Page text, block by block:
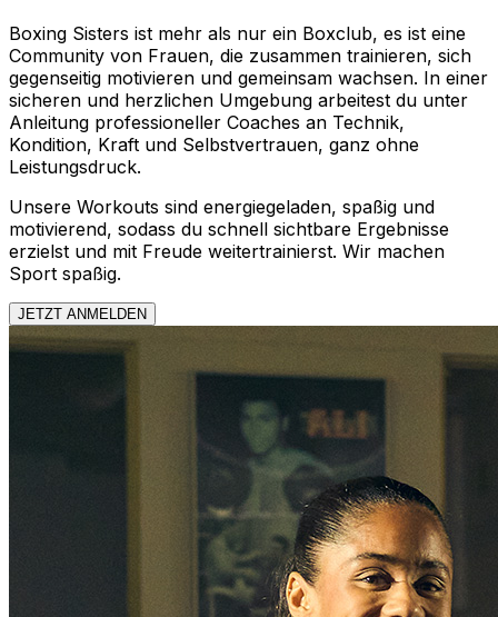
Boxing Sisters ist mehr als nur ein Boxclub, es ist eine
Community von Frauen, die zusammen trainieren, sich
gegenseitig motivieren und gemeinsam wachsen. In einer
sicheren und herzlichen Umgebung arbeitest du unter
Anleitung professioneller Coaches an Technik,
Kondition, Kraft und Selbstvertrauen, ganz ohne
Leistungsdruck.
Unsere Workouts sind energiegeladen, spaßig und
motivierend, sodass du schnell sichtbare Ergebnisse
erzielst und mit Freude weitertrainierst. Wir machen
Sport spaßig.
JETZT ANMELDEN